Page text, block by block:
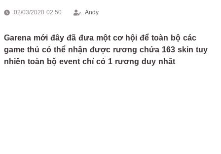
02/03/2020 02:50 Andy
Garena mới đây đã đưa một cơ hội để toàn bộ các
game thủ có thể nhận được rương chứa 163 skin tuy
nhiên toàn bộ event chỉ có 1 rương duy nhất